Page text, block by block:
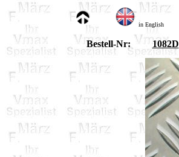
in English
Bestell-Nr: 1082D